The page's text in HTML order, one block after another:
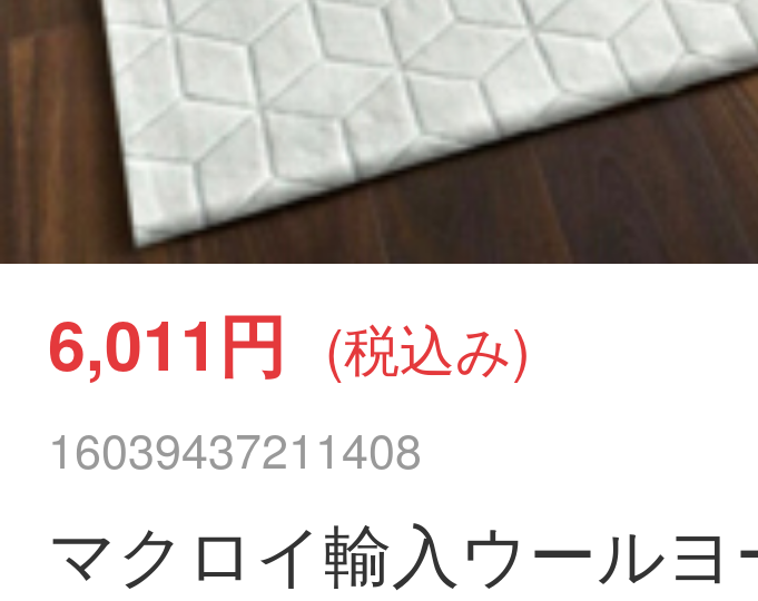
6,011円 (税込み)
16039437211408
マクロイ輸入ウール